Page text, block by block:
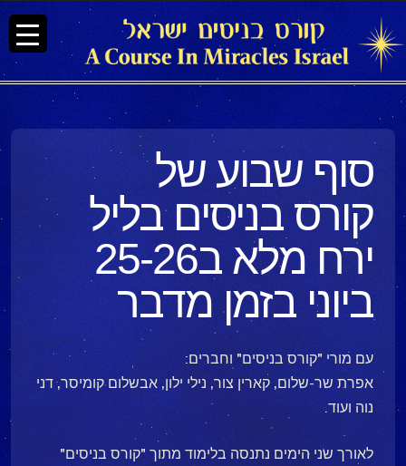
סוף שבוע של
קורס בניסים בליל
ירח מלא ב25-26
ביוני בזמן מדבר
עם מורי "קורס בניסים" וחברים:
אפרת שר-שלום, קארין צור, נילי ילון, אבשלום קומיסר, דני
נוה ועוד.
לאורך שני הימים נתנסה בלימוד מתוך "קורס בניסים"